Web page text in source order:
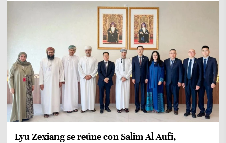
Lyu Zexiang se reúne con Salim Al Aufi,